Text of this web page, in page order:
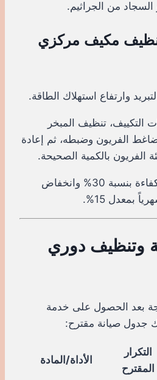
من الجراثيم.
حالة 3: تنظيف مكيف مركزي
وارتفاع استهلاك الطاقة.
التكييف، تنظيف المبخر
الفريون وضبطه، ثم إعادة
الفريون بالكمية الصحيحة.
تحسُّن الكفاءة بنسبة 30% وانخفاض
بمعدل 15%.
وتنظيف دوري
بعد الحصول على خدمة
جدول صيانة مقترح:
التكرار
المقترح
الأداة/المادة